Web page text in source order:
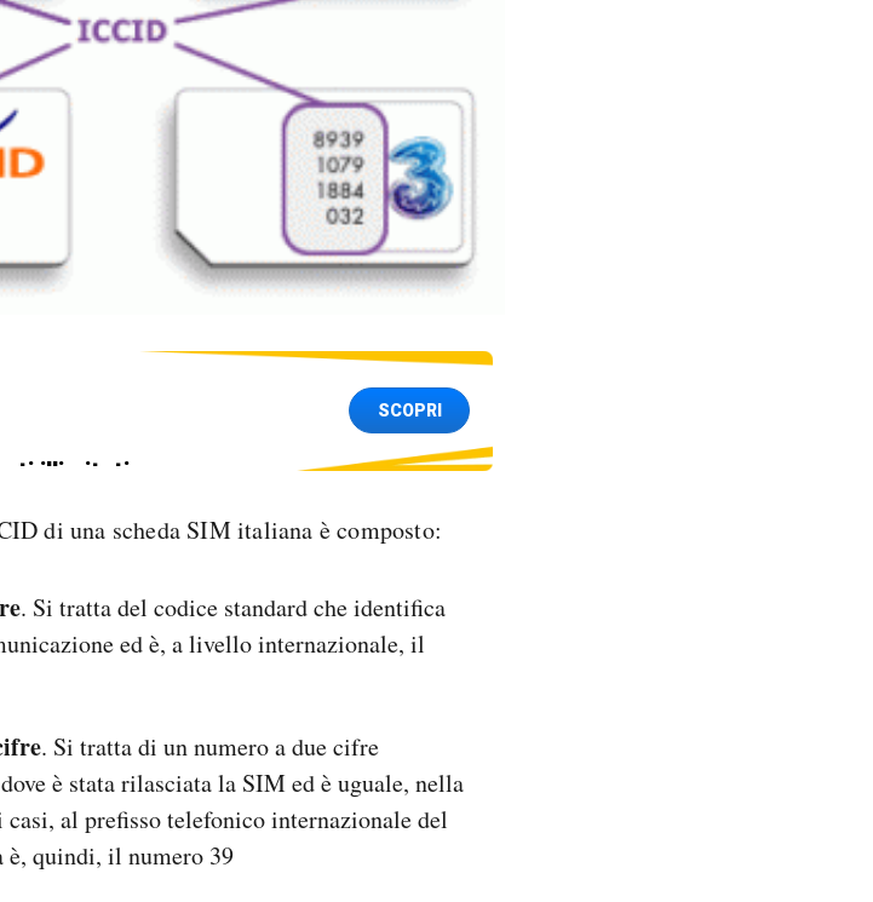
illimitati
SCOPRI
di una scheda SIM italiana è composto:
. Si tratta del codice standard che identifica
ed è, a livello internazionale, il
. Si tratta di un numero a due cifre
è stata rilasciata la SIM ed è uguale, nella
casi, al prefisso telefonico internazionale del
è, quindi, il numero 39